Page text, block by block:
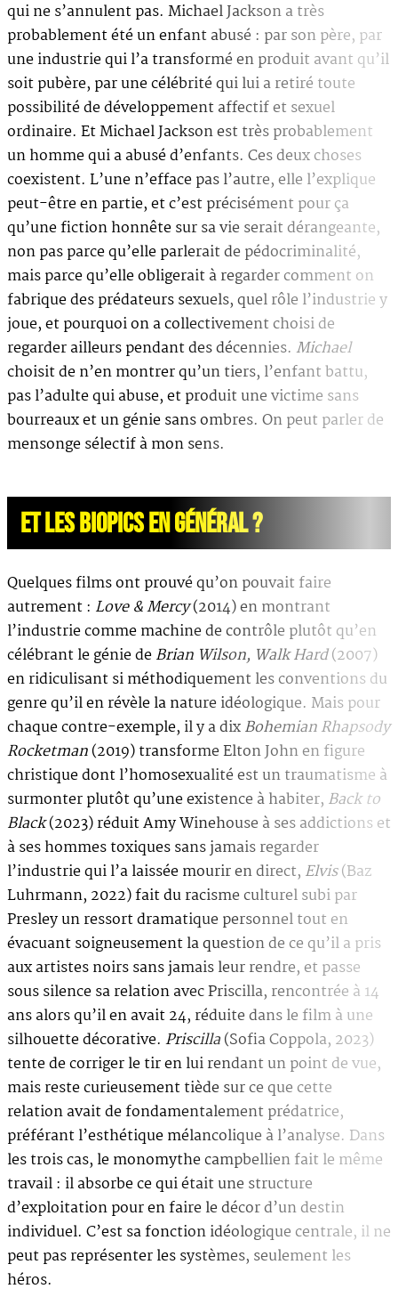
qui ne s’annulent pas. Michael Jackson a très
probablement été un enfant abusé : par son père, par
une industrie qui l’a transformé en produit avant qu’il
soit pubère, par une célébrité qui lui a retiré toute
possibilité de développement affectif et sexuel
ordinaire. Et Michael Jackson est très probablement
un homme qui a abusé d’enfants. Ces deux choses
coexistent. L’une n’efface pas l’autre, elle l’explique
peut-être en partie, et c’est précisément pour ça
qu’une fiction honnête sur sa vie serait dérangeante,
non pas parce qu’elle parlerait de pédocriminalité,
mais parce qu’elle obligerait à regarder comment on
fabrique des prédateurs sexuels, quel rôle l’industrie y
joue, et pourquoi on a collectivement choisi de
regarder ailleurs pendant des décennies. Michael
choisit de n’en montrer qu’un tiers, l’enfant battu,
pas l’adulte qui abuse, et produit une victime sans
bourreaux et un génie sans ombres. On peut parler de
mensonge sélectif à mon sens.
ET LES BIOPICS EN GÉNÉRAL ?
Quelques films ont prouvé qu’on pouvait faire
autrement : Love & Mercy(2014) en montrant
l’industrie comme machine de contrôle plutôt qu’en
célébrant le génie deBrian Wilson, Walk Hard(2007)
en ridiculisant si méthodiquement les conventions du
genre qu’il en révèle la nature idéologique. Mais pour
chaque contre-exemple, il y a dixBohemian Rhapsody
Rocketman(2019) transforme Elton John en figure
christique dont l’homosexualité est un traumatisme à
surmonter plutôt qu’une existence à habiter, Back to
Black(2023) réduit Amy Winehouse à ses addictions et
à ses hommes toxiques sans jamais regarder
l’industrie qui l’a laissée mourir en direct, Elvis(Baz
Luhrmann, 2022) fait du racisme culturel subi par
Presley un ressort dramatique personnel tout en
évacuant soigneusement la question de ce qu’il a pris
aux artistes noirs sans jamais leur rendre, et passe
sous silence sa relation avec Priscilla, rencontrée à 14
ans alors qu’il en avait 24, réduite dans le film à une
silhouette décorative. Priscilla(Sofia Coppola, 2023)
tente de corriger le tir en lui rendant un point de vue,
mais reste curieusement tiède sur ce que cette
relation avait de fondamentalement prédatrice,
préférant l’esthétique mélancolique à l’analyse. Dans
les trois cas, le monomythe campbellien fait le même
travail : il absorbe ce qui était une structure
d’exploitation pour en faire le décor d’un destin
individuel. C’est sa fonction idéologique centrale, il ne
peut pas représenter les systèmes, seulement les
héros.